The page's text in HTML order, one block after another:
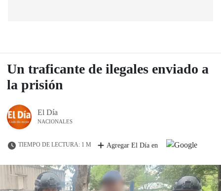
Un traficante de ilegales enviado a
la prisión
El Día
NACIONALES
TIEMPO DE LECTURA: 1 M Agregar El Día en